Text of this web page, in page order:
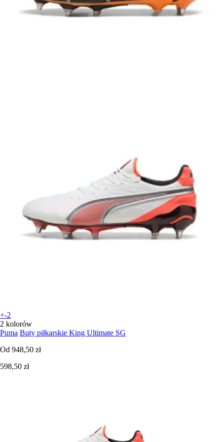
+-2
2 kolorów
Puma Buty piłkarskie King Ultimate SG
Od 948,50 zł
598,50 zł